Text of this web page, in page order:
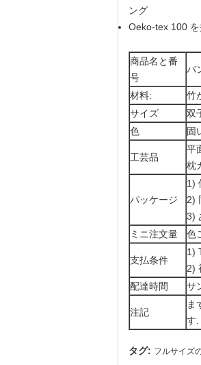
ング
Oeko-tex 100
商品名と番
号
バ
材料:
竹
サイズ
双
色
固
工芸品
平
枕
パッケージ
1)
2)
3)
ミニ注文量
色
支払条件
1)
2)
配達時間
サ
注記
ま
す.
タグ: フルサイズ